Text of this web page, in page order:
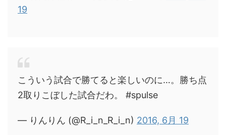
19
こういう試合で勝てると楽しいのに…。勝ち点
2取りこぼした試合だわ。 #spulse
— りんりん (@R_i_n_R_i_n) 2016, 6月 19